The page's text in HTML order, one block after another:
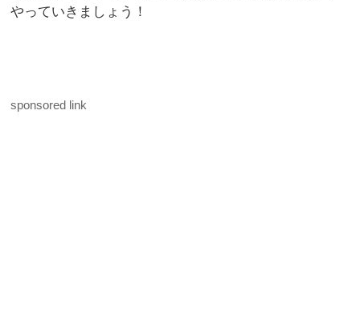
やっていきましょう！
sponsored link